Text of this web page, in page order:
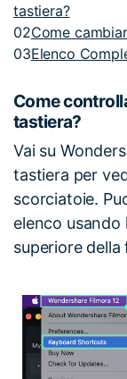
tastiera?
02Come
03Elenco
Come
tastiera?
Vai su
tastiera per
scorciatoie.
elenco
superiore della